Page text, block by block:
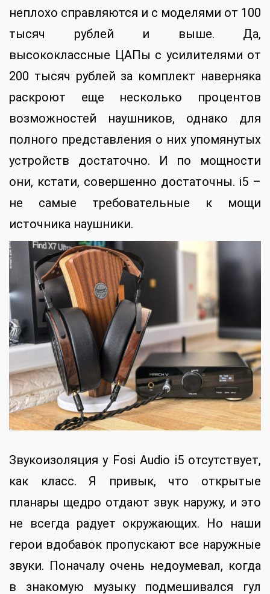
неплохо справляются и с моделями от 100
тысяч рублей и выше. Да,
высококлассные ЦАПы с усилителями от
200 тысяч рублей за комплект наверняка
раскроют еще несколько процентов
возможностей наушников, однако для
полного представления о них упомянутых
устройств достаточно. И по мощности
они, кстати, совершенно достаточны. i5 –
не самые требовательные к мощи
источника наушники.
Звукоизоляция у Fosi Audio i5 отсутствует,
как класс. Я привык, что открытые
планары щедро отдают звук наружу, и это
не всегда радует окружающих. Но наши
герои вдобавок пропускают все наружные
звуки. Поначалу очень недоумевал, когда
в знакомую музыку подмешивался гул